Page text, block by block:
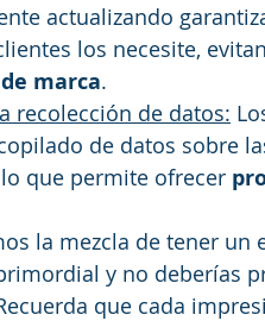
actualizando
los necesite,
marca.
recolección de datos:
de datos sobre
que permite ofrecer
la mezcla de tener
y no deberías
que cada